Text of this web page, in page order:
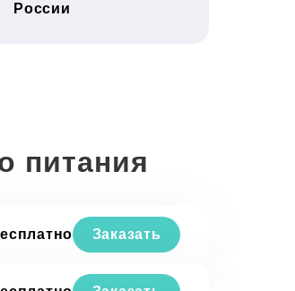
России
питания
Заказать